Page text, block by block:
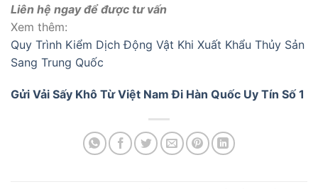
Liên hệ ngay để được tư vấn
Xem thêm:
Quy Trình Kiểm Dịch Động Vật Khi Xuất Khẩu Thủy Sản
Sang Trung Quốc
Gửi Vải Sấy Khô Từ Việt Nam Đi Hàn Quốc Uy Tín Số 1